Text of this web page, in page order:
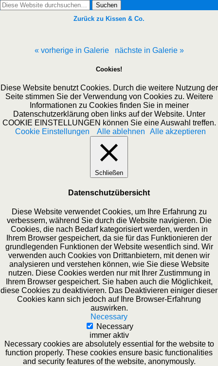
Zurück zu Kissen & Co.
« vorherige in Galerie nächste in Galerie »
Cookies!
Diese Website benutzt Cookies. Durch die weitere Nutzung der
Seite stimmen Sie der Verwendung von Cookies zu. Weitere
Informationen zu Cookies finden Sie in meiner
Datenschutzerklärung oben links auf der Website. Unter
COOKIE EINSTELLUNGEN können Sie eine Auswahl treffen.
Cookie Einstellungen
Alle ablehnen Alle akzeptieren
Schließen
Datenschutzübersicht
Diese Website verwendet Cookies, um Ihre Erfahrung zu
verbessern, während Sie durch die Website navigieren. Die
Cookies, die nach Bedarf kategorisiert werden, werden in
Ihrem Browser gespeichert, da sie für das Funktionieren der
grundlegenden Funktionen der Website wesentlich sind. Wir
verwenden auch Cookies von Drittanbietern, mit denen wir
analysieren und verstehen können, wie Sie diese Website
nutzen. Diese Cookies werden nur mit Ihrer Zustimmung in
Ihrem Browser gespeichert. Sie haben auch die Möglichkeit,
diese Cookies zu deaktivieren. Das Deaktivieren einiger dieser
Cookies kann sich jedoch auf Ihre Browser-Erfahrung
auswirken.
Necessary
Necessary
immer aktiv
Necessary cookies are absolutely essential for the website to
function properly. These cookies ensure basic functionalities
and security features of the website, anonymously.